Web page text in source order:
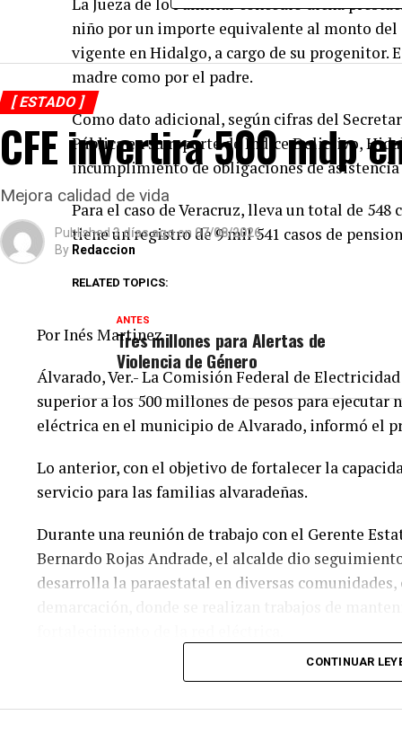
niño por un importe equivalente al monto
vigente en Hidalgo, a cargo de su
madre como por el padre.
Como dato adicional, según cifras del
Pública en su reporte de Índice Delictivo,
incumplimiento de obligaciones de
Para el caso de Veracruz, lleva un total de
tiene un registro de 9 mil 541 casos de
RELATED TOPICS:
ANTES
Tres millones para Alertas de
Violencia de Género
[ ESTADO ]
CFE invertirá 500 mdp
Mejora calidad de vida
Published 3 días agoon 07/08/2026
By Redaccion
Por Inés Martinez
Álvarado, Ver.- La Comisión Federal de
superior a los 500 millones de pesos para ejecutar
eléctrica en el municipio de Alvarado, informó el
Lo anterior, con el objetivo de fortalecer la
servicio para las familias alvaradeñas.
Durante una reunión de trabajo con el Gerente
Bernardo Rojas Andrade, el alcalde dio
desarrolla la paraestatal en diversas
CONTINUAR